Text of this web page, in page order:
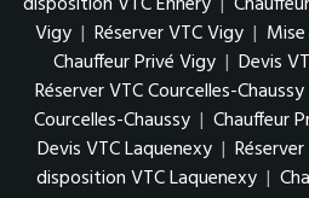
Vigy | Réserver VTC Vigy |
Chauffeur Privé Vigy | Devis
Réserver VTC Courcelles-Chaussy
Courcelles-Chaussy | Chauffeur
Devis VTC Laquenexy |
disposition VTC Laquenexy |